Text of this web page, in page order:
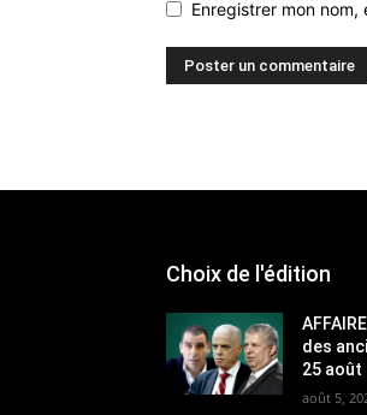
Enregistrer mon
Choix de l'édition
des
25 août
août 5,